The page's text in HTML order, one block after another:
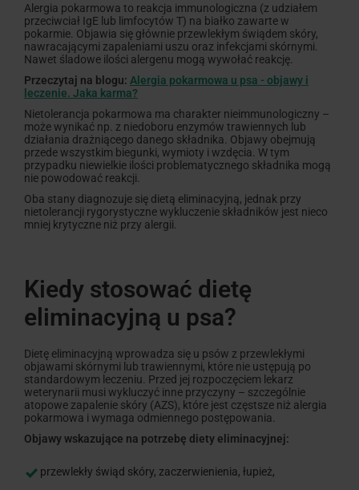
Alergia pokarmowa to reakcja immunologiczna (z udziałem
przeciwciał IgE lub limfocytów T) na białko zawarte w
pokarmie. Objawia się głównie przewlekłym świądem skóry,
nawracającymi zapaleniami uszu oraz infekcjami skórnymi.
Nawet śladowe ilości alergenu mogą wywołać reakcję.
Przeczytaj na blogu: Alergia pokarmowa u psa - objawy i
leczenie. Jaka karma?
Nietolerancja pokarmowa ma charakter nieimmunologiczny –
może wynikać np. z niedoboru enzymów trawiennych lub
działania drażniącego danego składnika. Objawy obejmują
przede wszystkim biegunki, wymioty i wzdęcia. W tym
przypadku niewielkie ilości problematycznego składnika mogą
nie powodować reakcji.
Oba stany diagnozuje się dietą eliminacyjną, jednak przy
nietolerancji rygorystyczne wykluczenie składników jest nieco
mniej krytyczne niż przy alergii.
Kiedy stosować dietę
eliminacyjną u psa?
Dietę eliminacyjną wprowadza się u psów z przewlekłymi
objawami skórnymi lub trawiennymi, które nie ustępują po
standardowym leczeniu. Przed jej rozpoczęciem lekarz
weterynarii musi wykluczyć inne przyczyny – szczególnie
atopowe zapalenie skóry (AZS), które jest częstsze niż alergia
pokarmowa i wymaga odmiennego postępowania.
Objawy wskazujące na potrzebę diety eliminacyjnej:
przewlekły świąd skóry, zaczerwienienia, łupież,